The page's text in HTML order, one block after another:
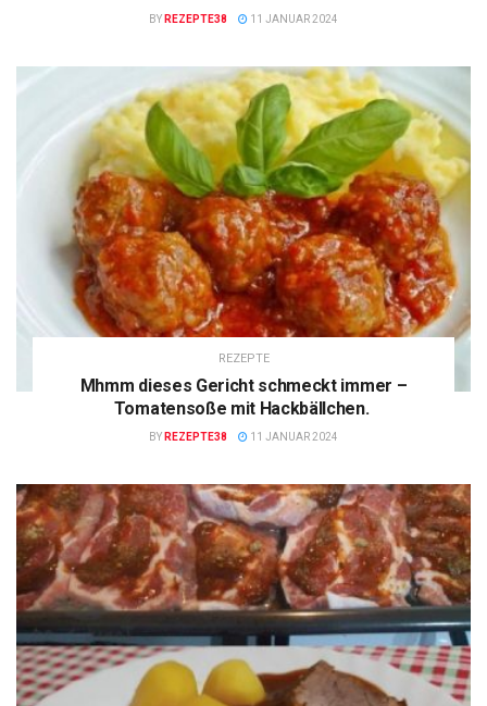
BY REZEPTE38 11 JANUAR 2024
REZEPTE
Mhmm dieses Gericht schmeckt immer –
Tomatensoße mit Hackbällchen.
BY REZEPTE38 11 JANUAR 2024